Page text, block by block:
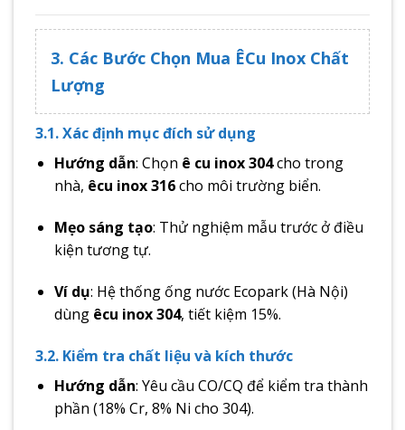
3. Các Bước Chọn Mua ÊCu Inox Chất
Lượng
3.1. Xác định mục đích sử dụng
Hướng dẫn: Chọn ê cu inox 304cho trong
nhà, êcu inox 316cho môi trường biển.
Mẹo sáng tạo: Thử nghiệm mẫu trước ở điều
kiện tương tự.
Ví dụ: Hệ thống ống nước Ecopark (Hà Nội)
dùng êcu inox 304, tiết kiệm 15%.
3.2. Kiểm tra chất liệu và kích thước
Hướng dẫn: Yêu cầu CO/CQ để kiểm tra thành
phần (18% Cr, 8% Ni cho 304).